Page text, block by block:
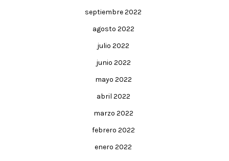
septiembre 2022
agosto 2022
julio 2022
junio 2022
mayo 2022
abril 2022
marzo 2022
febrero 2022
enero 2022